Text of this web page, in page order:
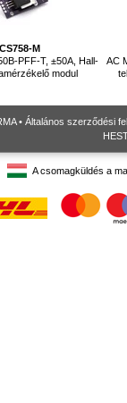
M
PFF-T, ±50A, Hall-
modul
AC
• Általános szerződési
A csomagküldés a